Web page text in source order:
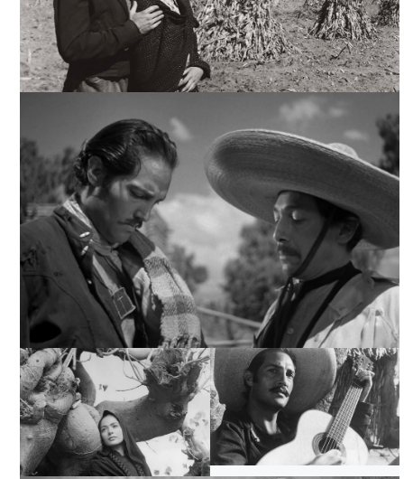
PUEBLERINA, ARCHIVO FUNDACIÓN TELEVISA
PUEBLERINA, INTERNET